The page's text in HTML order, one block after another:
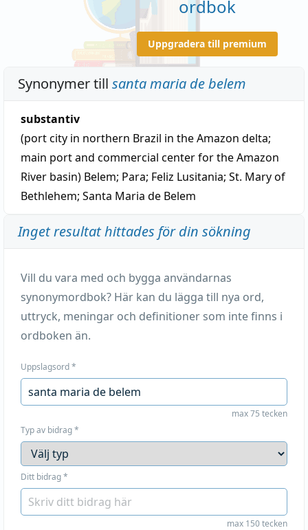
ordbok
Uppgradera till premium
Synonymer till santa maria de belem
substantiv
(port city in northern Brazil in the Amazon delta;
main port and commercial center for the Amazon
River basin) Belem; Para; Feliz Lusitania; St. Mary of
Bethlehem; Santa Maria de Belem
Inget resultat hittades för din sökning
Vill du vara med och bygga användarnas
synonymordbok? Här kan du lägga till nya ord,
uttryck, meningar och definitioner som inte finns i
ordboken än.
Uppslagsord*
max 75 tecken
Typ av bidrag*
Ditt bidrag*
max 150 tecken